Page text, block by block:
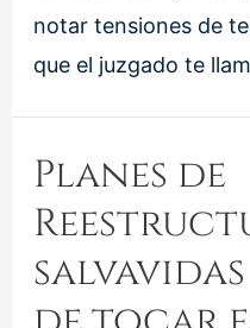
notar tensiones de
que el juzgado te
Planes de